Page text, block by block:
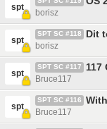
spt
borisz
spt
SPT SC #118 Dit
borisz
spt
SPT SC #117 117
Bruce117
spt
SPT SC #116
Bruce117